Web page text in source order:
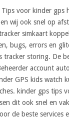
voor kinder gps
wij ook snel op
simkaart
bugs, errors en
storing. De
account
GPS kids watch
kinder gps tips
dit ook snel en
de beste services